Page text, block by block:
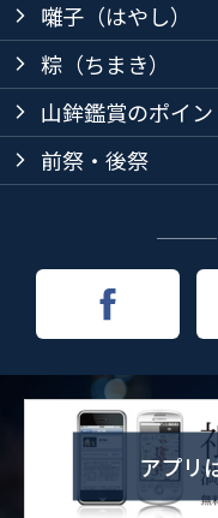
arrow_forward_ios 囃子（はやし）
arrow_forward_ios 粽（ちまき）
arrow_forward_ios 山鉾鑑賞のポイン
arrow_forward_ios 前祭・後祭
アプリ